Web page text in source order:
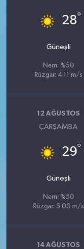
28°
Güneşli
Nem: %50
Rüzgar: 4.11 m/s
12 AĞUSTOS
ÇARŞAMBA
29°
Güneşli
Nem: %50
Rüzgar: 5.00 m/s
14 AĞUSTOS